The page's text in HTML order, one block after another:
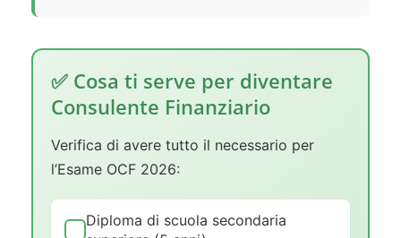
✅ Cosa ti serve per diventare
Consulente Finanziario
Verifica di avere tutto il necessario per
l’Esame OCF 2026:
Diploma di scuola secondaria